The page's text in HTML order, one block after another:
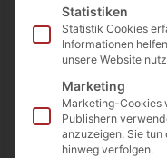
Statistiken
Statistik Cookies
Informationen
unsere Website
Marketing
Marketing-Cookies
Publishern
anzuzeigen. Sie
hinweg verfolgen.